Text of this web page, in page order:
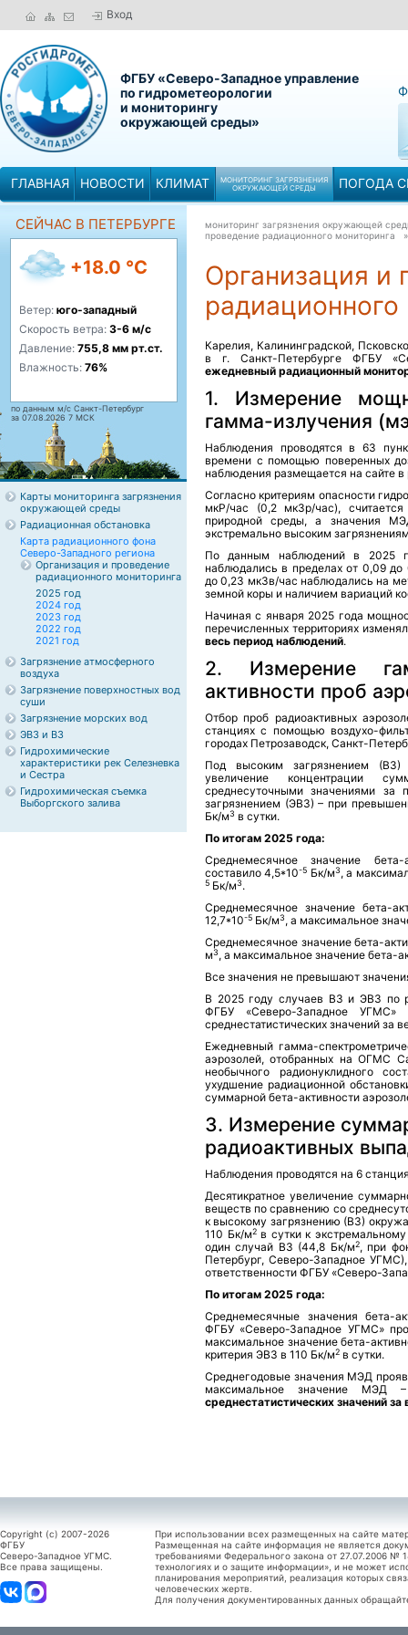
Вход
ФГБУ «Северо-Западное управление
по гидрометеорологии
и мониторингу
окружающей среды»
ГЛАВНАЯ НОВОСТИ КЛИМАТ
МОНИТОРИНГ ЗАГРЯЗНЕНИЯ
ОКРУЖАЮЩЕЙ СРЕДЫ
ПОГОДА
СЕЙЧАС В ПЕТЕРБУРГЕ
+18.0 °C
Ветер: юго-западный
Скорость ветра: 3-6 м/с
Давление: 755,8 мм рт.ст.
Влажность: 76%
по данным м/с Санкт-Петербург
за 07.08.2026 7 МСК
Карты мониторинга загрязнения
окружающей среды
Радиационная обстановка
Карта радиационного фона
Северо-Западного региона
Организация и проведение
радиационного мониторинга
2025 год
2024 год
2023 год
2022 год
2021 год
Загрязнение атмосферного
воздуха
Загрязнение поверхностных вод
суши
Загрязнение морских вод
ЭВЗ и ВЗ
Гидрохимические
характеристики рек Селезневка
и Сестра
Гидрохимическая съемка
Выборгского залива
мониторинг загрязнения окружающей
проведение радиационного
Организация и
Карелия, Калининградской,
в г. Санкт-Петербурге ФГБУ
ежедневный радиационный
1. Измерение
гамма-излучения
Наблюдения проводятся в 63
времени с помощью поверенных
наблюдения размещается на сайте в
Согласно критериям опасности
мкР/час (0,2 мкЗр/час),
природной среды, а значения
экстремально высоким
По данным наблюдений в 2025
наблюдались в пределах от 0,09
до 0,23 мкЗв/час наблюдались на
земной коры и наличием вариаций
Начиная с января 2025 года
перечисленных территориях
весь период наблюдений.
2. Измерение
активности проб
Отбор проб радиоактивных
станциях с помощью воздухо-
городах Петрозаводск, Санкт-
Под высоким загрязнением
увеличение концентрации
среднесуточными значениями
загрязнением (ЭВЗ) – при
Бк/м3 в сутки.
По итогам 2025 года:
Среднемесячное значение
составило 4,5*10-5 Бк/м3, а
5 Бк/м3.
Среднемесячное значение бета-
12,7*10-5 Бк/м3, а максимальное
Среднемесячное значение бета-
м3, а максимальное значение бета-
Все значения не превышают
В 2025 году случаев ВЗ и ЭВЗ по
ФГБУ «Северо-Западное
среднестатистических значений за
Ежедневный гамма-
аэрозолей, отобранных на ОГМС
необычного радионуклидного
ухудшение радиационной
суммарной бета-активности
3. Измерение
радиоактивных
Наблюдения проводятся на 6
Десятикратное увеличение
веществ по сравнению со
к высокому загрязнению (ВЗ)
110 Бк/м2в сутки к
один случай ВЗ (44,8 Бк/м2, при
Петербург, Северо-Западное
ответственности ФГБУ «Северо-
По итогам 2025 года:
Среднемесячные значения бета-
ФГБУ «Северо-Западное УГМС»
максимальное значение бета-
критерия ЭВЗ в 110 Бк/м2 в сутки.
Среднегодовые значения МЭД
максимальное значение
среднестатистических значений
Copyright (c) 2007-2026
ФГБУ
Северо-Западное УГМС.
Все права защищены.
При использовании всех размещенных на сайте
Размещенная на сайте информация не является
требованиями Федерального закона от 27.07.2006
технологиях и о защите информации», и не может
планирования мероприятий, реализация которых
человеческих жертв.
Для получения документированных данных